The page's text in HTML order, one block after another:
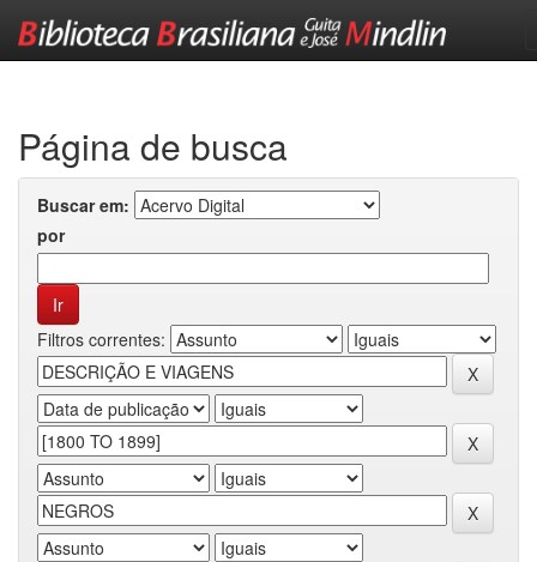
Página de busca
Buscar em:
por
Filtros correntes: